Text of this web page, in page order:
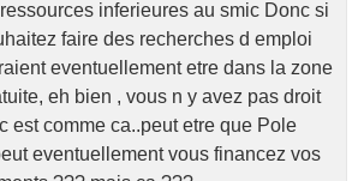
inferieures au smic Donc si
faire des recherches d emploi
eventuellement etre dans la zone
eh bien , vous n y avez pas droit
est comme ca..peut etre que Pole
eventuellement vous financez vos